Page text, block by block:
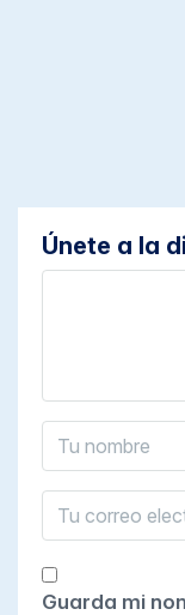
Únete a la
Guarda mi